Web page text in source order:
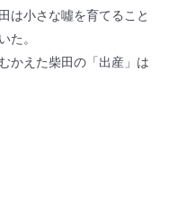
は小さな噓を育てること
た。
かえた柴田の「出産」は